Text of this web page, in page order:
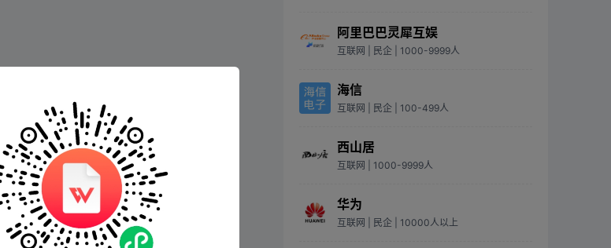
阿里巴巴灵犀互娱
互联网 | 民企 | 1000-9999人
海信
互联网 | 民企 | 100-499人
西山居
互联网 | 1000-9999人
华为
互联网 | 民企 | 10000人以上